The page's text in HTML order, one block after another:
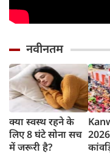
नवीनतम
क्या स्वस्थ रहने के
लिए 8 घंटे सोना सच
में जरूरी है?